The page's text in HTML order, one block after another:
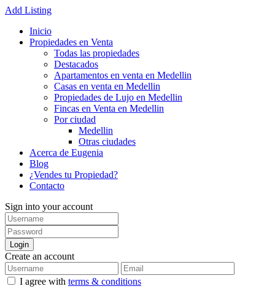
Add Listing
Inicio
Propiedades en Venta
Todas las propiedades
Destacados
Apartamentos en venta en Medellin
Casas en venta en Medellin
Propiedades de Lujo en Medellin
Fincas en Venta en Medellin
Por ciudad
Medellin
Otras ciudades
Acerca de Eugenia
Blog
¿Vendes tu Propiedad?
Contacto
Sign into your account
Login
Create an account
I agree with terms & conditions